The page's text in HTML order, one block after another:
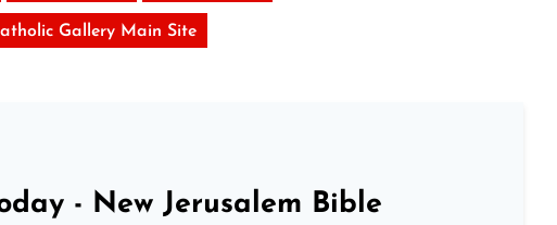
Gallery Main Site
- New Jerusalem Bible